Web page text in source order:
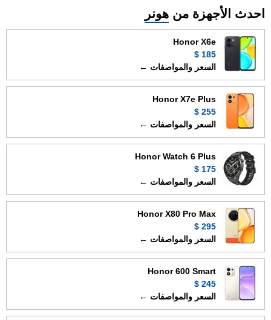
احدث الأجهزة من هونر
Honor X6e
185 $
السعر والمواصفات ←
Honor X7e Plus
255 $
السعر والمواصفات ←
Honor Watch 6 Plus
175 $
السعر والمواصفات ←
Honor X80 Pro Max
295 $
السعر والمواصفات ←
Honor 600 Smart
245 $
السعر والمواصفات ←